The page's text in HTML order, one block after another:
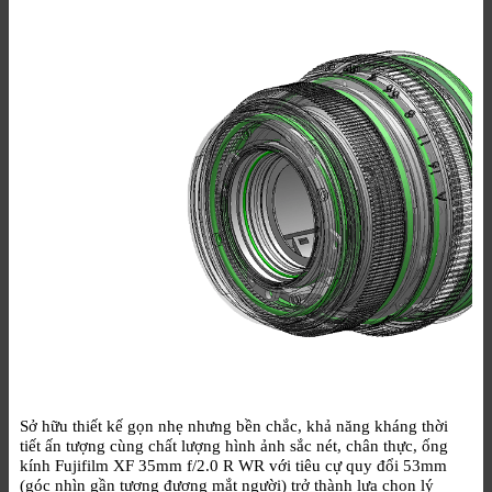
Sở hữu thiết kế gọn nhẹ nhưng bền chắc, khả năng kháng thời
tiết ấn tượng cùng chất lượng hình ảnh sắc nét, chân thực, ống
kính Fujifilm XF 35mm f/2.0 R WR với tiêu cự quy đổi 53mm
(góc nhìn gần tương đương mắt người) trở thành lựa chọn lý